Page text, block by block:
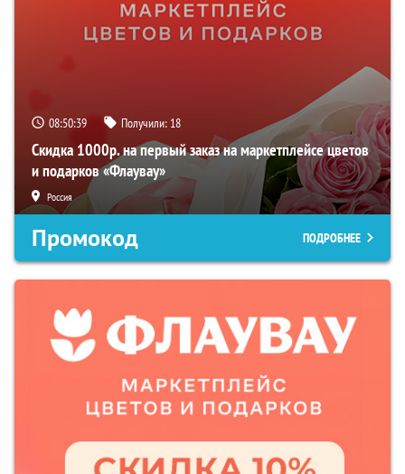
08:50:38 Получили: 18
Скидка 1000р. на первый заказ на маркетплейсе цветов
и подарков «Флаувау»
Россия
Промокод ПОДРОБНЕЕ